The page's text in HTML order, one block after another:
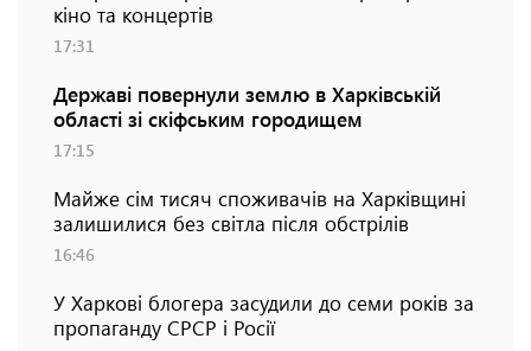
кіно та концертів
17:31
Державі повернули землю в Харківській
області зі скіфським городищем
17:15
Майже сім тисяч споживачів на Харківщині
залишилися без світла після обстрілів
16:46
У Харкові блогера засудили до семи років за
пропаганду СРСР і Росії